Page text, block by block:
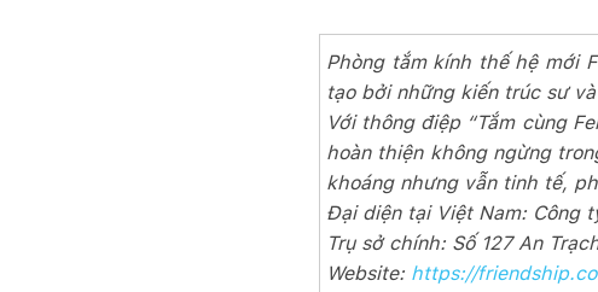
Phòng tắm kính thế hệ mới
tạo bởi những kiến trúc sư
Với thông điệp “Tắm cùng
hoàn thiện không ngừng
khoáng nhưng vẫn tinh tế,
Đại diện tại Việt Nam: Công
Trụ sở chính: Số 127 An
Website: https://